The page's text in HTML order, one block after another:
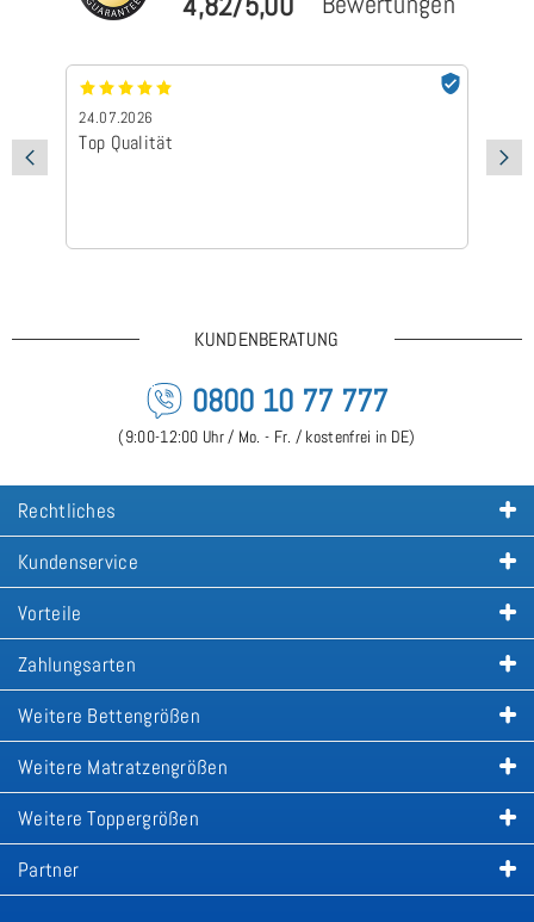
24.07.2026
Top Qualität
KUNDENBERATUNG
0800 10 77 777
(9:00-12:00 Uhr / Mo. - Fr. / kostenfrei in DE)
Rechtliches
Kundenservice
Vorteile
Zahlungsarten
Weitere Bettengrößen
Weitere Matratzengrößen
Weitere Toppergrößen
Partner